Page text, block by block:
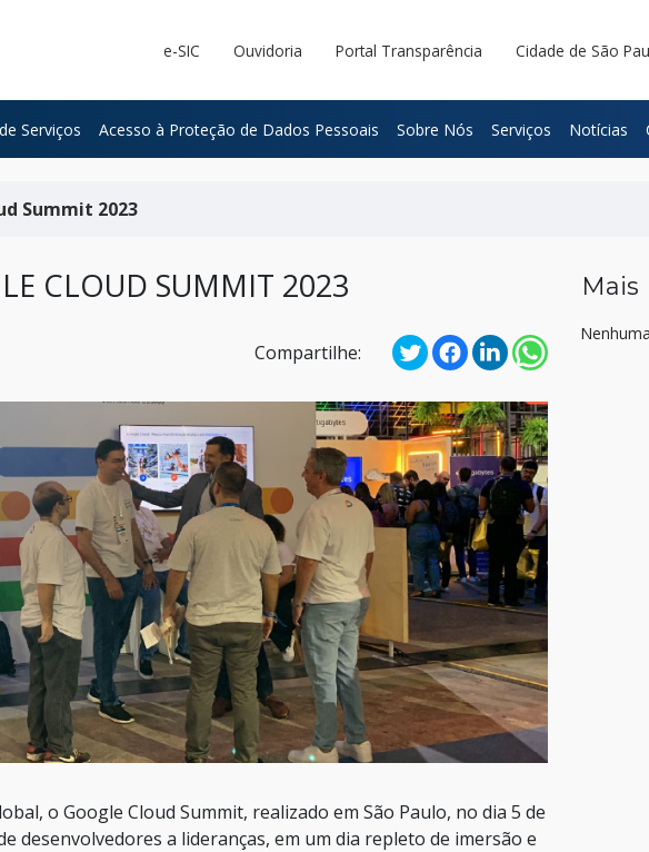
e-SIC Ouvidoria Portal Transparência Cidade de São
Serviços Acesso à Proteção de Dados Pessoais Sobre Nós Serviços Notícias
Summit 2023
CLOUD SUMMIT 2023
Compartilhe:
o Google Cloud Summit, realizado em São Paulo, no dia 5 de
desenvolvedores a lideranças, em um dia repleto de imersão e
Mais